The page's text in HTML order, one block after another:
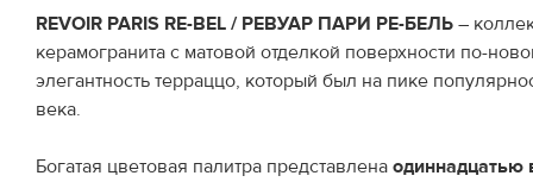
REVOIR PARIS RE-BEL / РЕВУАР ПАРИ РЕ-БЕЛЬ –
керамогранита с матовой отделкой поверхности по-
элегантность терраццо, который был на пике
века.
Богатая цветовая палитра представлена одиннадцатью